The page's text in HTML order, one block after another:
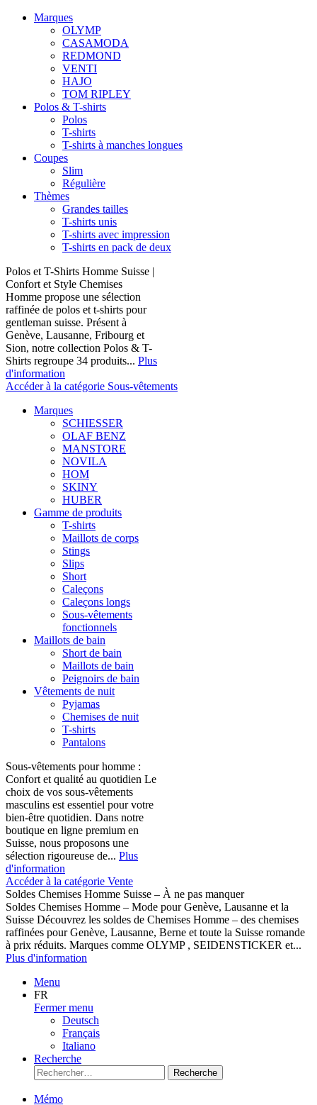
Marques
OLYMP
CASAMODA
REDMOND
VENTI
HAJO
TOM RIPLEY
Polos & T-shirts
Polos
T-shirts
T-shirts à manches longues
Coupes
Slim
Régulière
Thèmes
Grandes tailles
T-shirts unis
T-shirts avec impression
T-shirts en pack de deux
Polos et T-Shirts Homme Suisse |
Confort et Style Chemises
Homme propose une sélection
raffinée de polos et t-shirts pour
gentleman suisse. Présent à
Genève, Lausanne, Fribourg et
Sion, notre collection Polos & T-
Shirts regroupe 34 produits... Plus
d'information
Accéder à la catégorie Sous-vêtements
Marques
SCHIESSER
OLAF BENZ
MANSTORE
NOVILA
HOM
SKINY
HUBER
Gamme de produits
T-shirts
Maillots de corps
Stings
Slips
Short
Caleçons
Caleçons longs
Sous-vêtements
fonctionnels
Maillots de bain
Short de bain
Maillots de bain
Peignoirs de bain
Vêtements de nuit
Pyjamas
Chemises de nuit
T-shirts
Pantalons
Sous-vêtements pour homme :
Confort et qualité au quotidien Le
choix de vos sous-vêtements
masculins est essentiel pour votre
bien-être quotidien. Dans notre
boutique en ligne premium en
Suisse, nous proposons une
sélection rigoureuse de... Plus
d'information
Accéder à la catégorie Vente
Soldes Chemises Homme Suisse – À ne pas manquer
Soldes Chemises Homme – Mode pour Genève, Lausanne et la
Suisse Découvrez les soldes de Chemises Homme – des chemises
raffinées pour Genève, Lausanne, Berne et toute la Suisse romande
à prix réduits. Marques comme OLYMP , SEIDENSTICKER et...
Plus d'information
Menu
FR
Fermer menu
Deutsch
Français
Italiano
Recherche
Recherche
Mémo